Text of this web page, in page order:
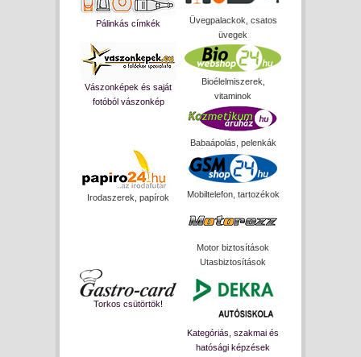
Pálinkás címkék
Üvegpalackok, csatos
üvegek
Vászonképek és saját
fotóból vászonkép
Bioélelmiszerek,
vitaminok
Babaápolás, pelenkák
Irodaszerek, papírok Mobiltelefon, tartozékok
Motor biztosítások
Utasbiztosítások
Torkos csütörtök!
Kategóriás, szakmai és
hatósági képzések